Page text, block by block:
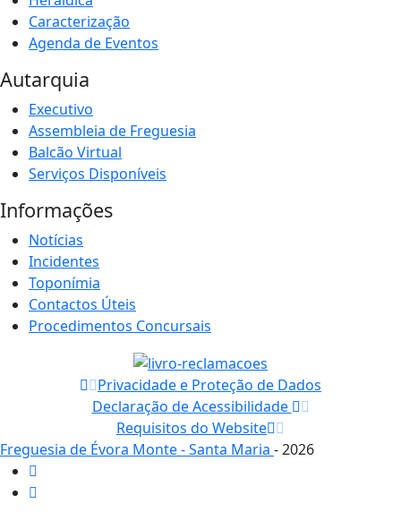
Caracterização
Agenda de Eventos
Autarquia
Executivo
Assembleia de Freguesia
Balcão Virtual
Serviços Disponíveis
Informações
Notícias
Incidentes
Toponímia
Contactos Úteis
Procedimentos Concursais
Privacidade e Proteção de Dados
Declaração de Acessibilidade
Requisitos do Website
Freguesia de Évora Monte - Santa Maria - 2026